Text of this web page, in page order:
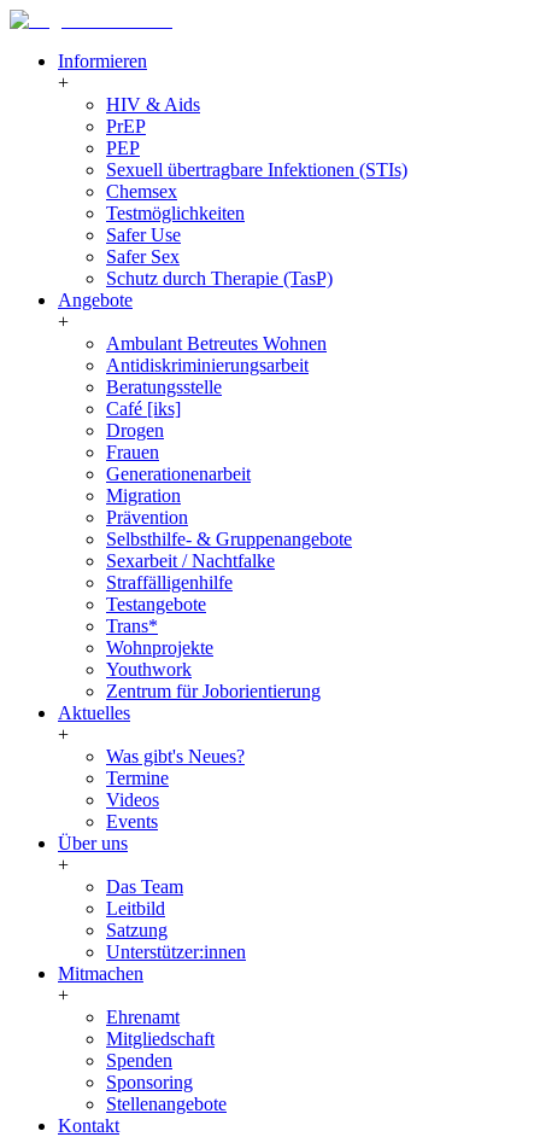
Informieren
+
HIV & Aids
PrEP
PEP
Sexuell übertragbare Infektionen (STIs)
Chemsex
Testmöglichkeiten
Safer Use
Safer Sex
Schutz durch Therapie (TasP)
Angebote
+
Ambulant Betreutes Wohnen
Antidiskriminierungsarbeit
Beratungsstelle
Café [iks]
Drogen
Frauen
Generationenarbeit
Migration
Prävention
Selbsthilfe- & Gruppenangebote
Sexarbeit / Nachtfalke
Straffälligenhilfe
Testangebote
Trans*
Wohnprojekte
Youthwork
Zentrum für Joborientierung
Aktuelles
+
Was gibt's Neues?
Termine
Videos
Events
Über uns
+
Das Team
Leitbild
Satzung
Unterstützer:innen
Mitmachen
+
Ehrenamt
Mitgliedschaft
Spenden
Sponsoring
Stellenangebote
Kontakt